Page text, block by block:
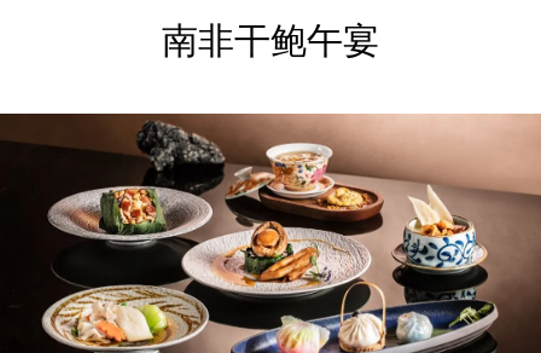
南非干鲍午宴